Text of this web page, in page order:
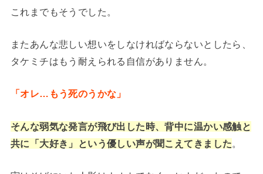
これまでもそうでした。
またあんな悲しい想いをしなければならないとしたら、
タケミチはもう耐えられる自信がありません。
「オレ…もう死のうかな」
そんな弱気な発言が飛び出した時、背中に温かい感触と
共に「大好き」という優しい声が聞こえてきました。